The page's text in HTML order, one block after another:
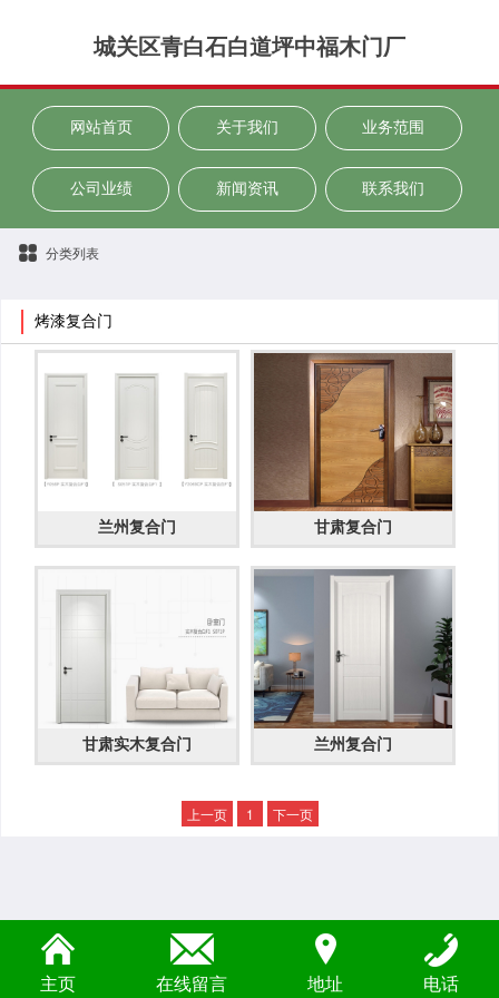
城关区青白石白道坪中福木门厂
网站首页 关于我们 业务范围
公司业绩 新闻资讯 联系我们
分类列表
烤漆复合门
兰州复合门 甘肃复合门
甘肃实木复合门 兰州复合门
上一页 1 下一页
主页 在线留言 地址 电话